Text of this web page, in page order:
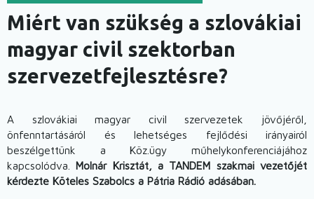
Miért van szükség a szlovákiai
magyar civil szektorban
szervezetfejlesztésre?
A szlovákiai magyar civil szervezetek jövőjéről,
önfenntartásáról és lehetséges fejlődési irányairól
beszélgettünk a Köz.ügy műhelykonferenciájához
kapcsolódva.Molnár Krisztát, a TANDEM szakmai vezetőjét
kérdezte Köteles Szabolcs a Pátria Rádió adásában.